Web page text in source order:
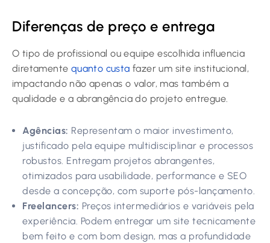
Diferenças de preço e entrega
O tipo de profissional ou equipe escolhida influencia
diretamente quanto custa fazer um site institucional,
impactando não apenas o valor, mas também a
qualidade e a abrangência do projeto entregue.
Agências: Representam o maior investimento,
justificado pela equipe multidisciplinar e processos
robustos. Entregam projetos abrangentes,
otimizados para usabilidade, performance e SEO
desde a concepção, com suporte pós-lançamento.
Freelancers: Preços intermediários e variáveis pela
experiência. Podem entregar um site tecnicamente
bem feito e com bom design, mas a profundidade